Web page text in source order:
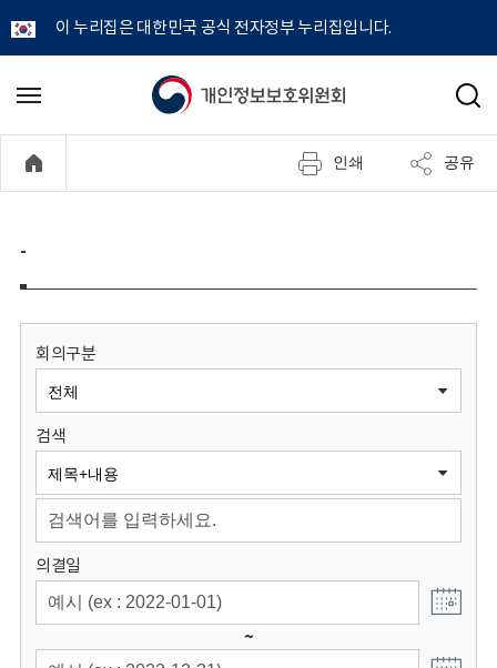
이 누리집은 대한민국 공식 전자정부 누리집입니다.
개
정
보
원
회
메
기
검
인쇄 공유
-
회의구분
검색
의결일
~